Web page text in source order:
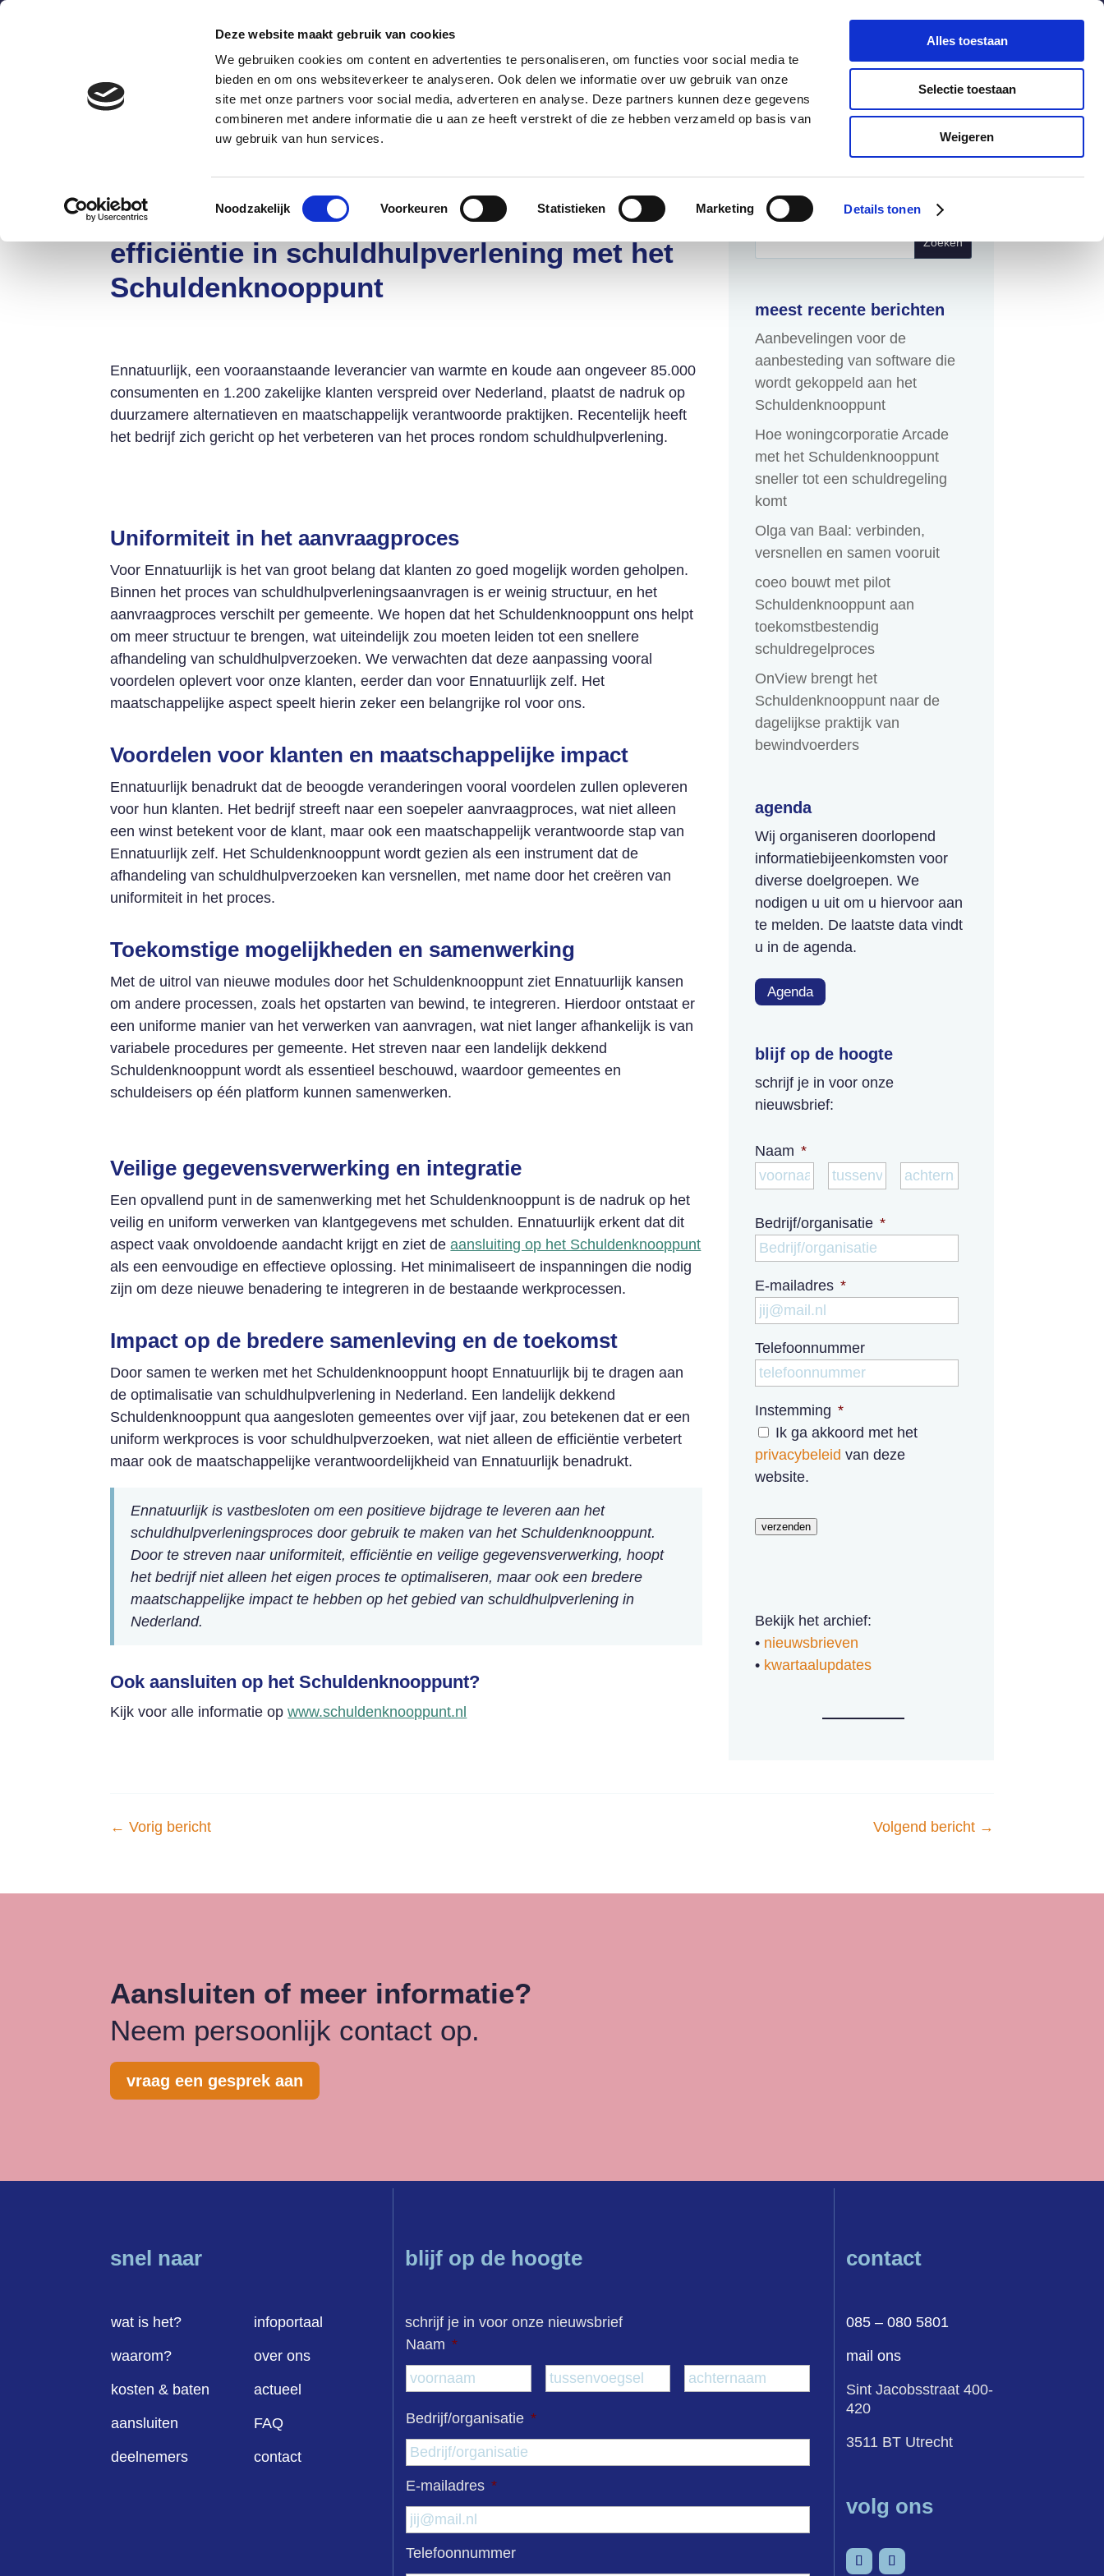
Deze website maakt gebruik van cookies
We gebruiken cookies om content en advertenties te personaliseren, om functies voor social media te
bieden en om ons websiteverkeer te analyseren. Ook delen we informatie over uw gebruik van onze
site met onze partners voor social media, adverteren en analyse. Deze partners kunnen deze gegevens
combineren met andere informatie die u aan ze heeft verstrekt of die ze hebben verzameld op basis van
uw gebruik van hun services.
Toestemmingsselectie
Noodzakelijk Voorkeuren Statistieken Marketing Details tonen
Alles toestaan
Selectie toestaan
Weigeren
aanmelden helpdesk webportaal
Hoe werkt het? Deelnemers Over ons Informatie
Ennatuurlijk streeft naar uniformiteit en
efficiëntie in schuldhulpverlening met het
Schuldenknooppunt
Ennatuurlijk, een vooraanstaande leverancier van warmte en koude aan ongeveer 85.000
consumenten en 1.200 zakelijke klanten verspreid over Nederland, plaatst de nadruk op
duurzamere alternatieven en maatschappelijk verantwoorde praktijken. Recentelijk heeft
het bedrijf zich gericht op het verbeteren van het proces rondom schuldhulpverlening.
Uniformiteit in het aanvraagproces
Voor Ennatuurlijk is het van groot belang dat klanten zo goed mogelijk worden geholpen.
Binnen het proces van schuldhulpverleningsaanvragen is er weinig structuur, en het
aanvraagproces verschilt per gemeente. We hopen dat het Schuldenknooppunt ons helpt
om meer structuur te brengen, wat uiteindelijk zou moeten leiden tot een snellere
afhandeling van schuldhulpverzoeken. We verwachten dat deze aanpassing vooral
voordelen oplevert voor onze klanten, eerder dan voor Ennatuurlijk zelf. Het
maatschappelijke aspect speelt hierin zeker een belangrijke rol voor ons.
Voordelen voor klanten en maatschappelijke impact
Ennatuurlijk benadrukt dat de beoogde veranderingen vooral voordelen zullen opleveren
voor hun klanten. Het bedrijf streeft naar een soepeler aanvraagproces, wat niet alleen
een winst betekent voor de klant, maar ook een maatschappelijk verantwoorde stap van
Ennatuurlijk zelf. Het Schuldenknooppunt wordt gezien als een instrument dat de
afhandeling van schuldhulpverzoeken kan versnellen, met name door het creëren van
uniformiteit in het proces.
Toekomstige mogelijkheden en samenwerking
Met de uitrol van nieuwe modules door het Schuldenknooppunt ziet Ennatuurlijk kansen
om andere processen, zoals het opstarten van bewind, te integreren. Hierdoor ontstaat er
een uniforme manier van het verwerken van aanvragen, wat niet langer afhankelijk is van
variabele procedures per gemeente. Het streven naar een landelijk dekkend
Schuldenknooppunt wordt als essentieel beschouwd, waardoor gemeentes en
schuldeisers op één platform kunnen samenwerken.
Veilige gegevensverwerking en integratie
Een opvallend punt in de samenwerking met het Schuldenknooppunt is de nadruk op het
veilig en uniform verwerken van klantgegevens met schulden. Ennatuurlijk erkent dat dit
aspect vaak onvoldoende aandacht krijgt en ziet deaansluiting op het Schuldenknooppunt
als een eenvoudige en effectieve oplossing. Het minimaliseert de inspanningen die nodig
zijn om deze nieuwe benadering te integreren in de bestaande werkprocessen.
Impact op de bredere samenleving en de toekomst
Door samen te werken met het Schuldenknooppunt hoopt Ennatuurlijk bij te dragen aan
de optimalisatie van schuldhulpverlening in Nederland. Een landelijk dekkend
Schuldenknooppunt qua aangesloten gemeentes over vijf jaar, zou betekenen dat er een
uniform werkproces is voor schuldhulpverzoeken, wat niet alleen de efficiëntie verbetert
maar ook de maatschappelijke verantwoordelijkheid van Ennatuurlijk benadrukt.
Ennatuurlijk is vastbesloten om een positieve bijdrage te leveren aan het
schuldhulpverleningsproces door gebruik te maken van het Schuldenknooppunt.
Door te streven naar uniformiteit, efficiëntie en veilige gegevensverwerking, hoopt
het bedrijf niet alleen het eigen proces te optimaliseren, maar ook een bredere
maatschappelijke impact te hebben op het gebied van schuldhulpverlening in
Nederland.
Ook aansluiten op het Schuldenknooppunt?
Kijk voor alle informatie opwww.schuldenknooppunt.nl
Zoeken
naar:
meest recente berichten
Aanbevelingen voor de
aanbesteding van software die
wordt gekoppeld aan het
Schuldenknooppunt
Hoe woningcorporatie Arcade
met het Schuldenknooppunt
sneller tot een schuldregeling
komt
Olga van Baal: verbinden,
versnellen en samen vooruit
coeo bouwt met pilot
Schuldenknooppunt aan
toekomstbestendig
schuldregelproces
OnView brengt het
Schuldenknooppunt naar de
dagelijkse praktijk van
bewindvoerders
agenda
Wij organiseren doorlopend
informatiebijeenkomsten voor
diverse doelgroepen. We
nodigen u uit om u hiervoor aan
te melden. De laatste data vindt
u in de agenda.
Agenda
blijf op de hoogte
schrijf je in voor onze
nieuwsbrief:
Naam *
Voornaam
Tussenvoegsel
Bedrijf/organisatie *
E-mailadres *
Telefoonnummer
Instemming *
Ik ga akkoord met het
privacybeleid van deze
website.
verzenden
Bekijk het archief:
• nieuwsbrieven
• kwartaalupdates
←Vorig bericht Volgend bericht→
Aansluiten of meer informatie?
Neem persoonlijk contact op.
vraag een gesprek aan
snel naar
wat is het?
waarom?
kosten & baten
aansluiten
deelnemers
infoportaal
over ons
actueel
FAQ
contact
blijf op de hoogte
schrijf je in voor onze nieuwsbrief
Naam *
Voornaam
Tussenvoegsel
Bedrijf/organisatie *
E-mailadres *
Telefoonnummer
contact
085 – 080 5801
mail ons
Sint Jacobsstraat 400-
420
3511 BT Utrecht
volg ons